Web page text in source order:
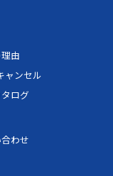
22,264円
22,486円
由
ャンセル
ログ
わせ